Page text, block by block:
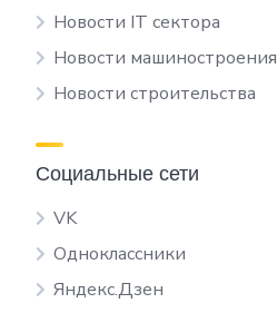
Новости IT сектора
Новости машиностроения
Новости строительства
Социальные сети
VK
Одноклассники
Яндекс.Дзен